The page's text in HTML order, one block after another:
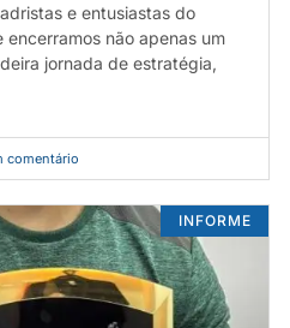
e entusiastas do
não apenas um
jornada de estratégia,
comentário
INFORME